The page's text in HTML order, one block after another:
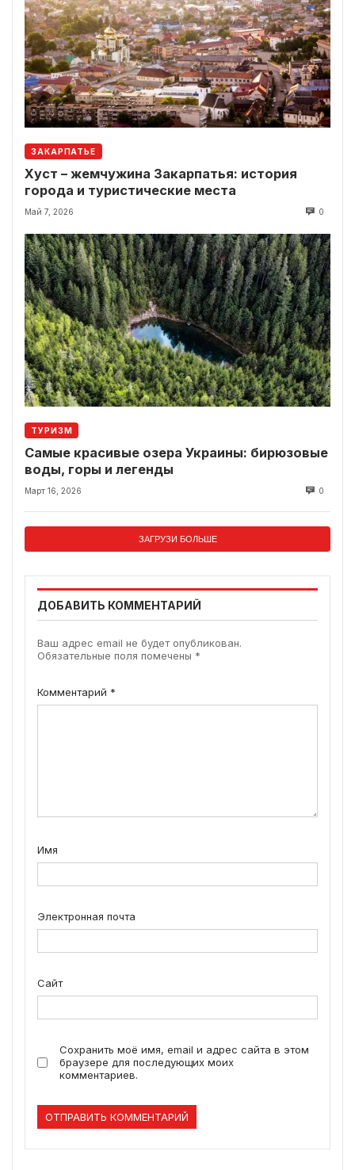
ЗАКАРПАТЬЕ
Хуст – жемчужина Закарпатья: история
города и туристические места
Май 7, 2026 0
ТУРИЗМ
Самые красивые озера Украины: бирюзовые
воды, горы и легенды
Март 16, 2026 0
ЗАГРУЗИ БОЛЬШЕ
ДОБАВИТЬ КОММЕНТАРИЙ
Ваш адрес email не будет опубликован.
Обязательные поля помечены *
Комментарий *
Имя
Электронная почта
Сайт
Сохранить моё имя, email и адрес сайта в этом
браузере для последующих моих
комментариев.